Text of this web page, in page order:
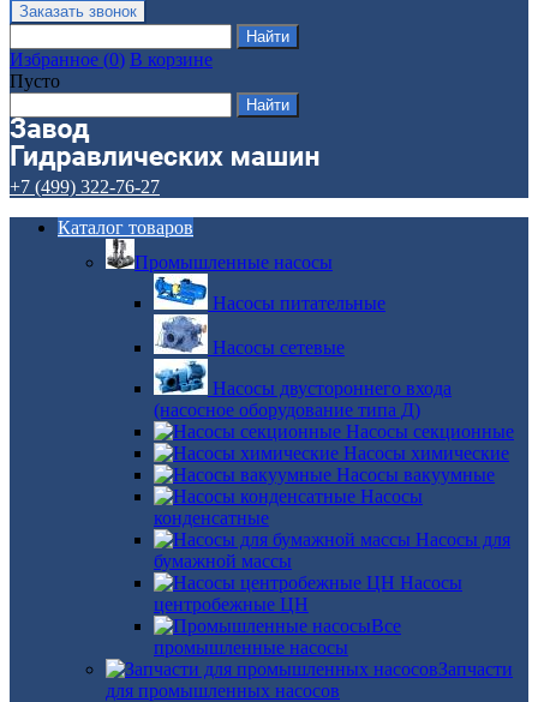
Избранное (0) В корзине
Пусто
+7 (499) 322-76-27
Каталог товаров
Промышленные насосы
Насосы питательные
Насосы сетевые
Насосы двустороннего входа
(насосное оборудование типа Д)
Насосы секционные
Насосы химические
Насосы вакуумные
Насосы
конденсатные
Насосы для
бумажной массы
Насосы
центробежные ЦН
Все
промышленные насосы
Запчасти
для промышленных насосов